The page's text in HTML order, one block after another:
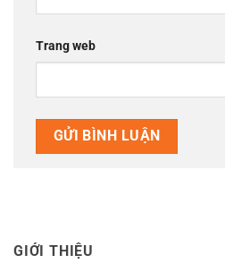
Trang web
GIỚI THIỆU